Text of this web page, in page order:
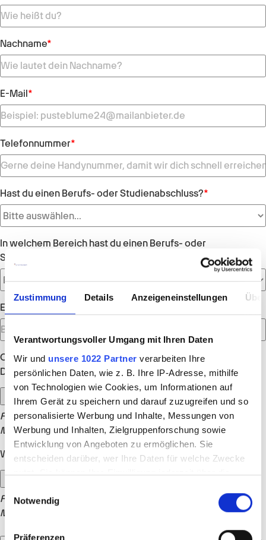
Zustimmung Details Anzeigeneinstellungen
Verantwortungsvoller Umgang mit Ihren Daten
Wir und unsere 1022 Partner verarbeiten Ihre
persönlichen Daten, wie z. B. Ihre IP-Adresse, mithilfe
von Technologien wie Cookies, um Informationen auf
Ihrem Gerät zu speichern und darauf zuzugreifen und so
personalisierte Werbung und Inhalte, Messungen von
Werbung und Inhalten, Zielgruppenforschung sowie
Entwicklung von Angeboten zu ermöglichen. Sie
entscheiden darüber, wer Ihre Daten für welche Zwecke
nutzt. Sie können Ihre Einwilligung jederzeit über die
Trigger Symbol ändern oder widerrufen
Einwilligungsauswahl
Notwendig
Präferenzen
Nachname*
E-Mail*
Telefonnummer*
Hast du einen Berufs- oder Studienabschluss?*
In welchem Bereich hast du einen Berufs- oder
Studienabschluss?
Empfohlen von
Optionale Anhänge
Dein Lebenslauf (optional)
Formate: .doc, .docx, .jpg, .jpeg, .png, .pdf, .txt, .rtf | max. 15
MB
Weitere Dokumente (optional)
Formate: .doc, .docx, .jpg, .jpeg, .png, .pdf, .txt, .rtf | max. 15
MB